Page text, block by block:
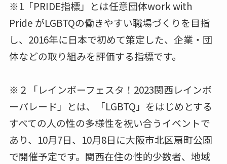
※1「PRIDE指標」とは任意団体work with
Pride がLGBTQの働きやすい職場づくりを目指
し、2016年に日本で初めて策定した、企業・団
体などの取り組みを評価する指標です。
※２「レインボーフェスタ！2023関西レインボ
ーパレード」とは、「LGBTQ」をはじめとする
すべての人の性の多様性を祝い合うイベントで
あり、10月7日、10月8日に大阪市北区扇町公園
で開催予定です。関西在住の性的少数者、地域